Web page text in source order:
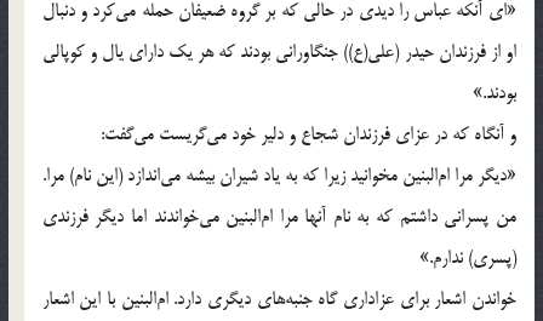
«اى آنكه عباس را ديدى در حالى كه بر گروه ضعيفان حمله مى‌كرد و دنبال
او از فرزندان حيدر (على(ع)) جنگاورانى بودند كه هر يك داراى يال و كوپالى
بودند.»
و آنگاه كه در عزاى فرزندان شجاع و دلير خود مى‌گريست مى‌گفت:
«ديگر مرا ام‌البنين مخوانيد زيرا كه به ياد شيران بيشه مى‌اندازد (اين نام) مرا.
من پسرانى داشتم كه به نام آنها مرا ام‌البنين مى‌خواندند اما ديگر فرزندى
(پسرى) ندارم.»
خواندن اشعار براى عزادارى گاه جنبه‌هاى ديگرى دارد. ام‌البنين با اين اشعار